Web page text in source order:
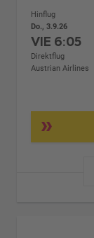
Hinflug
Do., 3.9.26
VIE 6:05
Direktflug
Austrian Airlines